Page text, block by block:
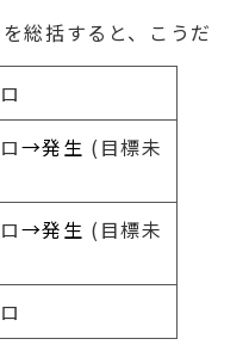
総括すると、こうだ
→発生 (目標未
→発生 (目標未